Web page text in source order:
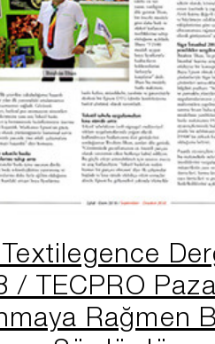
/ TECPRO
Rağmen